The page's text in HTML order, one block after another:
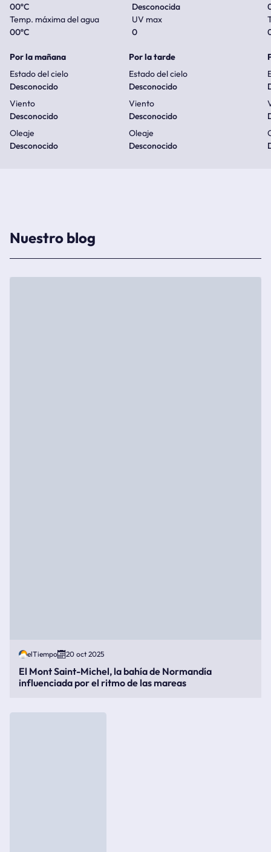
00ºC
Desconocida
Temp. máxima del agua
00ºC
UV max
0
Por la mañana
Estado del cielo
Desconocido
Viento
Desconocido
Oleaje
Desconocido
Por la tarde
Estado del cielo
Desconocido
Viento
Desconocido
Oleaje
Desconocido
Nuestro blog
elTiempo 20 oct 2025
El Mont Saint-Michel, la bahía de Normandía
influenciada por el ritmo de las mareas